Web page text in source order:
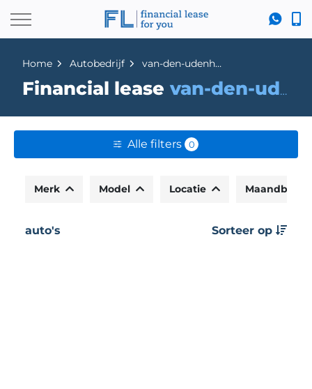
Home Autobedrijf van-den-udenhout-seat-en-skoda-den-bosch
Financial leasevan-den-udenhout-seat-en-skoda-den-bosch
Alle filters 0
Merk Model Locatie
auto's Sorteer op